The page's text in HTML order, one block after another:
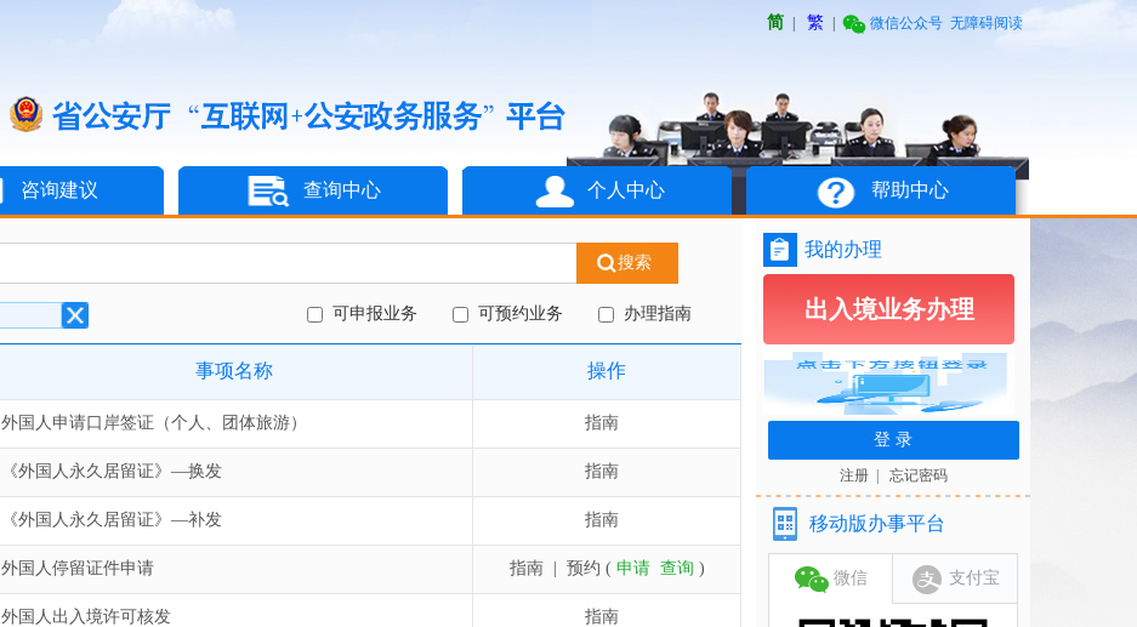
简 繁 微信公众号 无障碍阅读
咨询建议 查询中心 个人中心 帮助中心
搜索
可申报业务 可预约业务 办理指南
事项名称 操作
外国人申请口岸签证（个人、团体旅游） 指南
《外国人永久居留证》—换发 指南
《外国人永久居留证》—补发 指南
外国人停留证件申请 指南 预约 ( 申请 查询 )
外国人出入境许可核发 指南
我的办理
出入境业务办理
注册| 忘记密码
移动版办事平台
微信 支付宝